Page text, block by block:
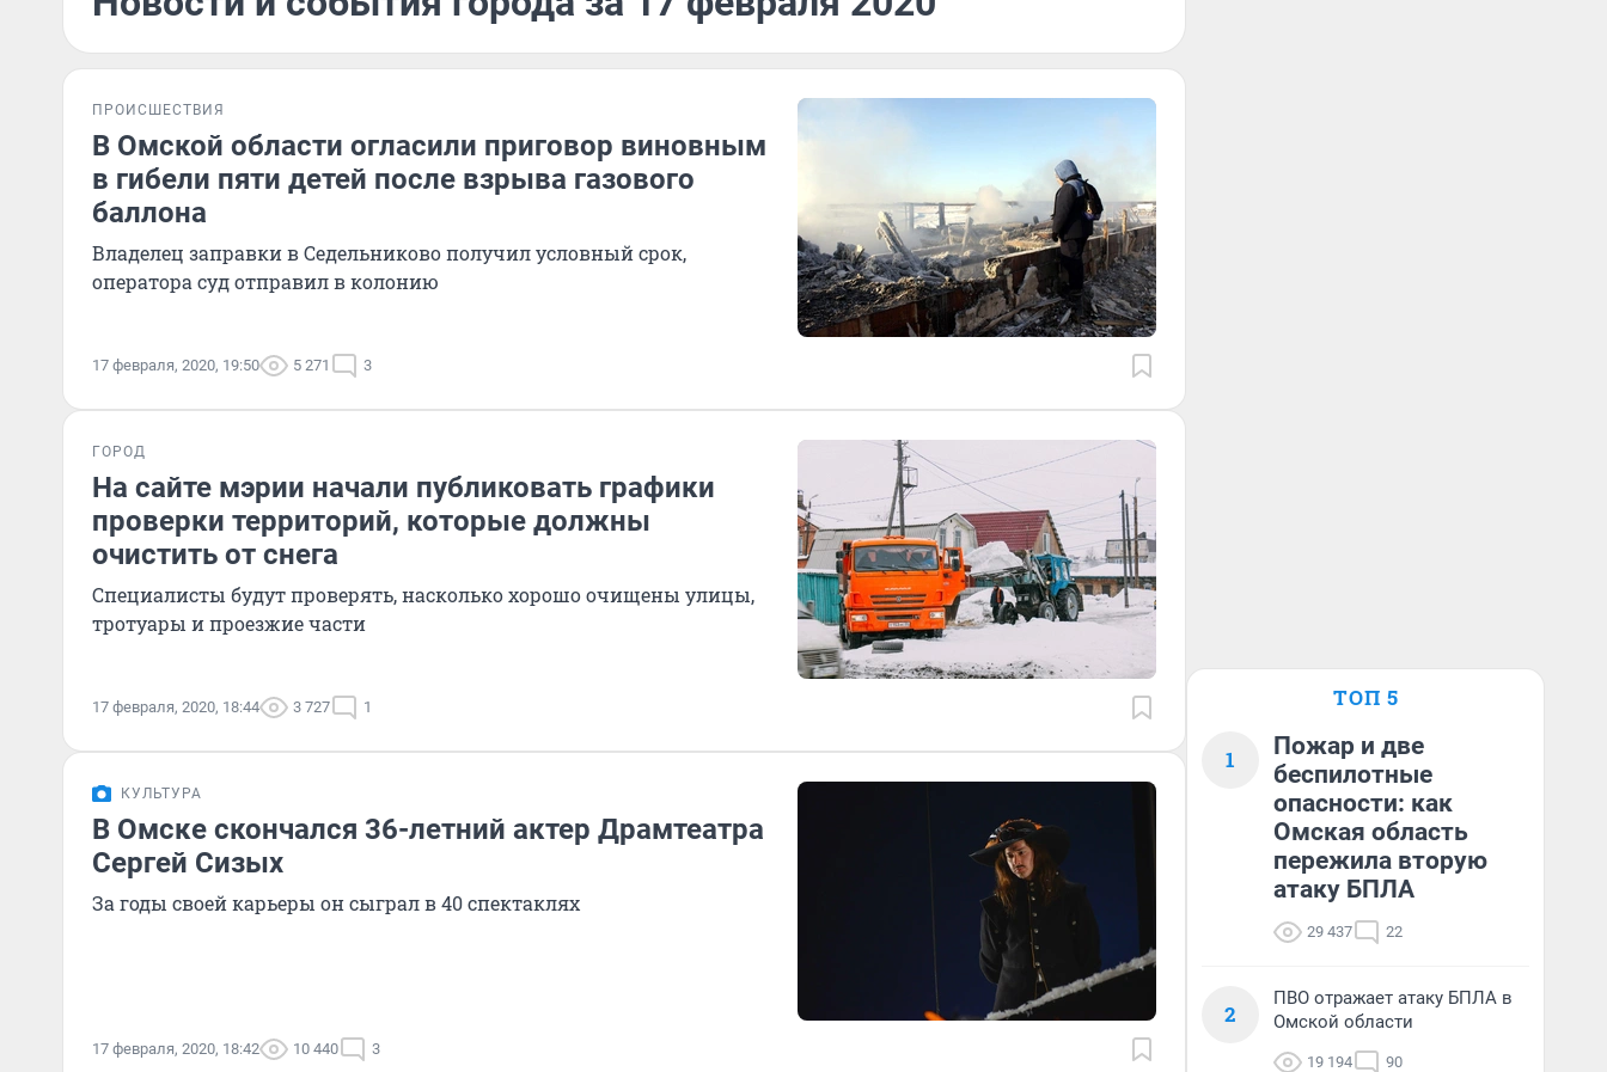
ПРОИСШЕСТВИЯ
В Омской области огласили приговор виновным
в гибели пяти детей после взрыва газового
баллона
Владелец заправки в Седельниково получил условный срок,
оператора суд отправил в колонию
17 февраля, 2020, 19:50 5 271 3
ГОРОД
На сайте мэрии начали публиковать графики
проверки территорий, которые должны
очистить от снега
Специалисты будут проверять, насколько хорошо очищены улицы,
тротуары и проезжие части
17 февраля, 2020, 18:44 3 727 1
КУЛЬТУРА
В Омске скончался 36-летний актер Драмтеатра
Сергей Сизых
За годы своей карьеры он сыграл в 40 спектаклях
17 февраля, 2020, 18:42 10 440 3
ТОП 5
1
Пожар и две
беспилотные
опасности: как
Омская область
пережила вторую
атаку БПЛА
29 437 22
2
ПВО отражает атаку БПЛА в
Омской области
19 194 90